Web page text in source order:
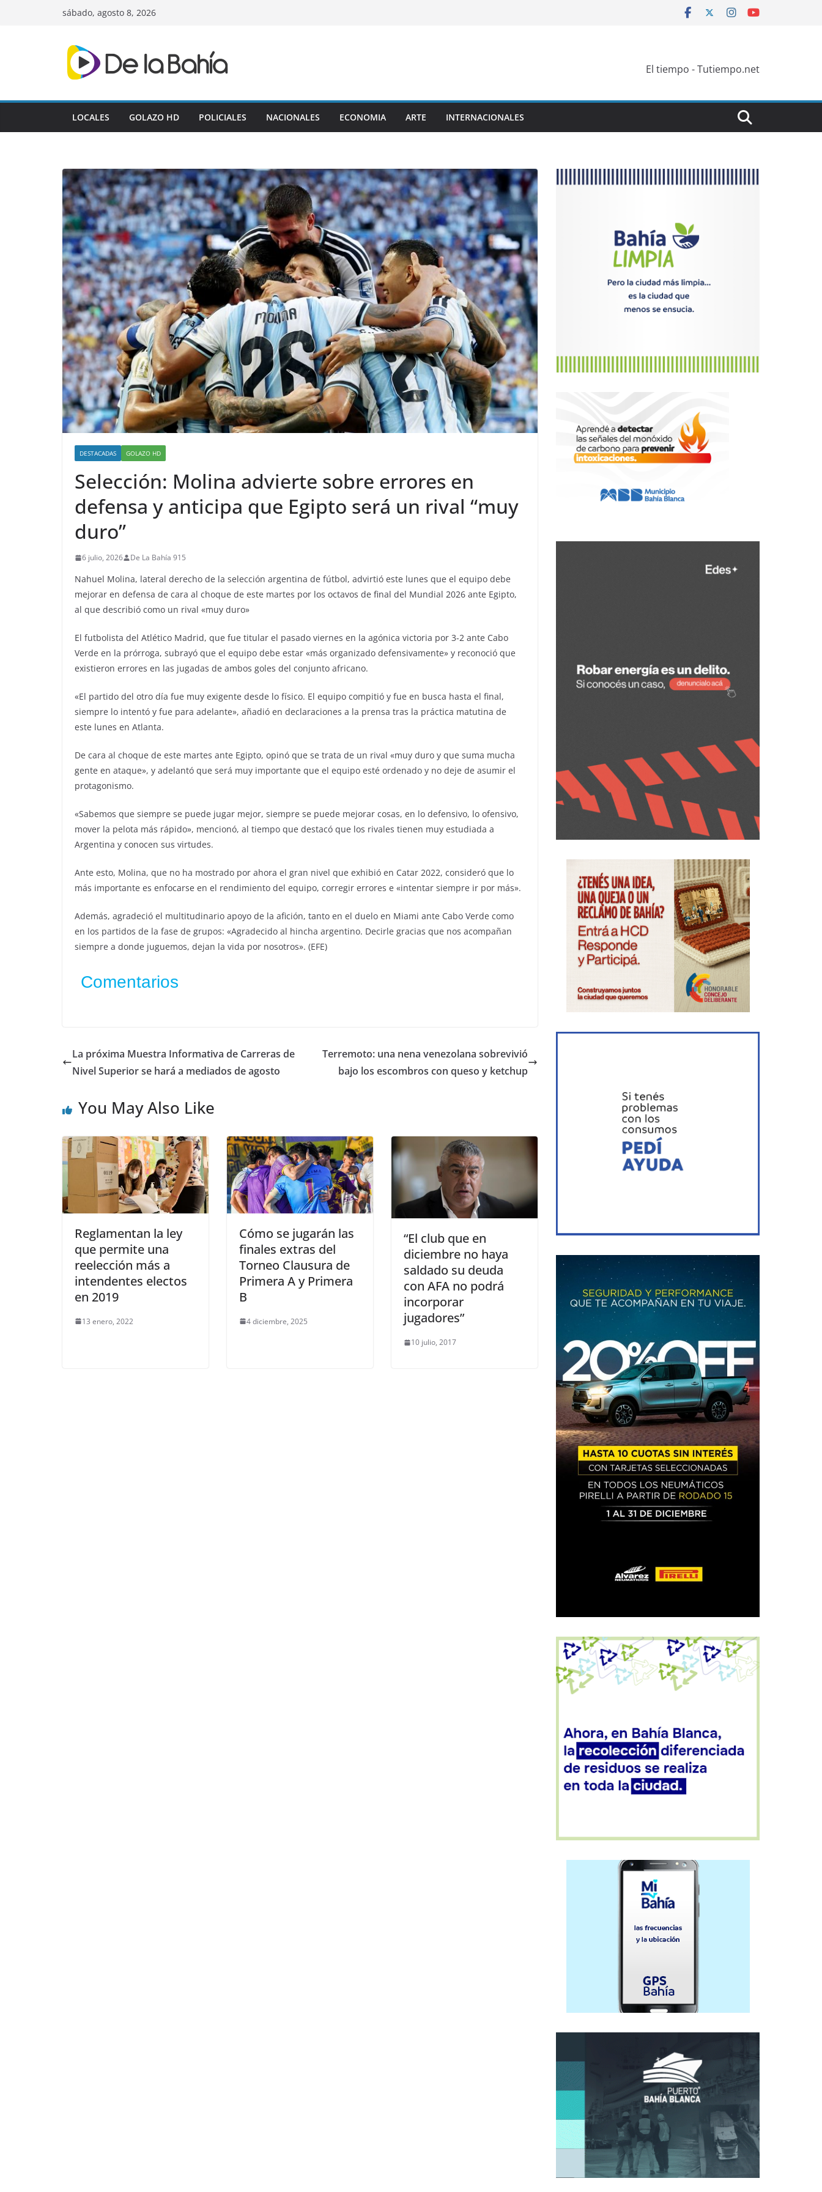
sábado, agosto 8, 2026
El tiempo - Tutiempo.net
LOCALES GOLAZO HD POLICIALES NACIONALES ECONOMIA ARTE INTERNACIONALES
DESTACADAS GOLAZO HD
Selección: Molina advierte sobre errores en
defensa y anticipa que Egipto será un rival “muy
duro”
6 julio, 2026 De La Bahía 915
Nahuel Molina, lateral derecho de la selección argentina de fútbol, advirtió este lunes que el equipo debe
mejorar en defensa de cara al choque de este martes por los octavos de final del Mundial 2026 ante Egipto,
al que describió como un rival «muy duro»
El futbolista del Atlético Madrid, que fue titular el pasado viernes en la agónica victoria por 3-2 ante Cabo
Verde en la prórroga, subrayó que el equipo debe estar «más organizado defensivamente» y reconoció que
existieron errores en las jugadas de ambos goles del conjunto africano.
«El partido del otro día fue muy exigente desde lo físico. El equipo compitió y fue en busca hasta el final,
siempre lo intentó y fue para adelante», añadió en declaraciones a la prensa tras la práctica matutina de
este lunes en Atlanta.
De cara al choque de este martes ante Egipto, opinó que se trata de un rival «muy duro y que suma mucha
gente en ataque», y adelantó que será muy importante que el equipo esté ordenado y no deje de asumir el
protagonismo.
«Sabemos que siempre se puede jugar mejor, siempre se puede mejorar cosas, en lo defensivo, lo ofensivo,
mover la pelota más rápido», mencionó, al tiempo que destacó que los rivales tienen muy estudiada a
Argentina y conocen sus virtudes.
Ante esto, Molina, que no ha mostrado por ahora el gran nivel que exhibió en Catar 2022, consideró que lo
más importante es enfocarse en el rendimiento del equipo, corregir errores e «intentar siempre ir por más».
Además, agradeció el multitudinario apoyo de la afición, tanto en el duelo en Miami ante Cabo Verde como
en los partidos de la fase de grupos: «Agradecido al hincha argentino. Decirle gracias que nos acompañan
siempre a donde juguemos, dejan la vida por nosotros». (EFE)
Comentarios
La próxima Muestra Informativa de Carreras de
Nivel Superior se hará a mediados de agosto
Terremoto: una nena venezolana sobrevivió
bajo los escombros con queso y ketchup
You May Also Like
Reglamentan la ley
que permite una
reelección más a
intendentes electos
en 2019
13 enero, 2022
Cómo se jugarán las
finales extras del
Torneo Clausura de
Primera A y Primera
B
4 diciembre, 2025
“El club que en
diciembre no haya
saldado su deuda
con AFA no podrá
incorporar
jugadores”
10 julio, 2017